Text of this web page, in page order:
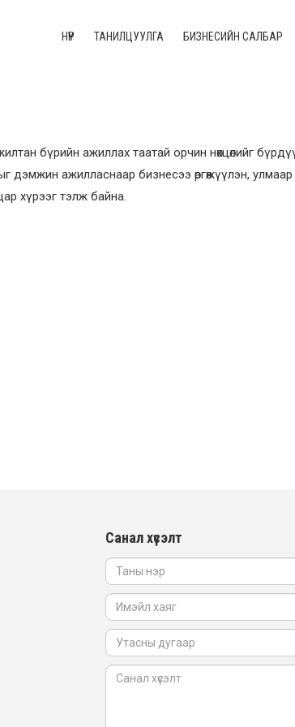
НҮҮР ТАНИЛЦУУЛГА БИЗНЕСИЙН САЛБАР
бүрийн ажиллах таатай орчин нөхцөлийг
дэмжин ажилласнаар бизнесээ өргөжүүлэн,
хүрээг тэлж байна.
Санал хүсэлт